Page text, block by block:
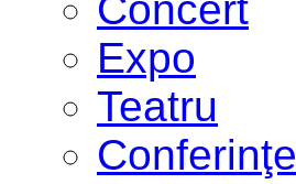
Expo
Teatru
Conferinţe